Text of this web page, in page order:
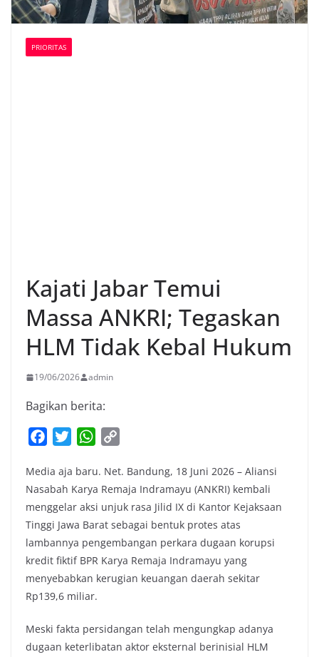
PRIORITAS
Kajati Jabar Temui
Massa ANKRI; Tegaskan
HLM Tidak Kebal Hukum
19/06/2026 admin
Bagikan berita:
c
e
b
o
o
k
i
t
t
e
r
W
a
t
s
A
p
p
p
y
L
i
n
k
Media aja baru. Net. Bandung, 18 Juni 2026 – Aliansi
Nasabah Karya Remaja Indramayu (ANKRI) kembali
menggelar aksi unjuk rasa Jilid IX di Kantor Kejaksaan
Tinggi Jawa Barat sebagai bentuk protes atas
lambannya pengembangan perkara dugaan korupsi
kredit fiktif BPR Karya Remaja Indramayu yang
menyebabkan kerugian keuangan daerah sekitar
Rp139,6 miliar.
Meski fakta persidangan telah mengungkap adanya
dugaan keterlibatan aktor eksternal berinisial HLM